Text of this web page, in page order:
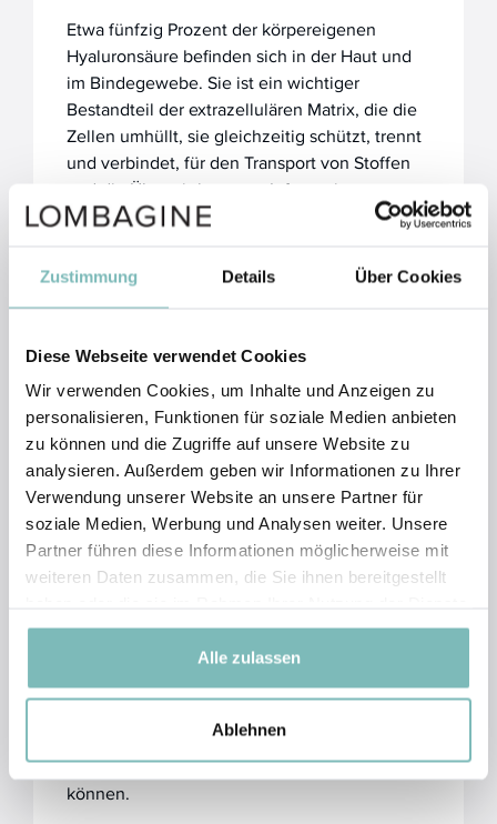
Zustimmung Details Über Cookies
Diese Webseite verwendet Cookies
Wir verwenden Cookies, um Inhalte und Anzeigen zu
personalisieren, Funktionen für soziale Medien anbieten
zu können und die Zugriffe auf unsere Website zu
analysieren. Außerdem geben wir Informationen zu Ihrer
Verwendung unserer Website an unsere Partner für
soziale Medien, Werbung und Analysen weiter. Unsere
Partner führen diese Informationen möglicherweise mit
weiteren Daten zusammen, die Sie ihnen bereitgestellt
gesammelt haben.
Alle zulassen
Ablehnen
Etwa fünfzig Prozent der körpereigenen
Hyaluronsäure befinden sich in der Haut und
im Bindegewebe. Sie ist ein wichtiger
Bestandteil der extrazellulären Matrix, die die
Zellen umhüllt, sie gleichzeitig schützt, trennt
und verbindet, für den Transport von Stoffen
und die Übermittlung von Informationen sorgt.
Hyaluronsäure vermittelt eine hohe
Zusätzlich dient sie als Radikalfänger, beruhigt
bei, stärkt die Hautbarriere, glättet die Haut
strahlendes Erscheinungsbild. Mit
zunehmendem Alter nimmt der Anteil an
Hyaluronsäure im Körper ganz erheblich ab.
Als Aktivstoff in kosmetischen Produkten wirkt
Hyaluronsäure je nach Molekülgröße mit
Soforteffekt an der Oberfläche (hochmolekular)
oder langanhaltender in tieferen Schichten der
oligomolekular). Je nach gewünschter
Wirkungsweise ist eine entsprechende
Kombination sinnvoll. Neben der eigenen
beitragen, dass weitere wasserlösliche
Wirkstoffe besser aufgenommen werden
können.